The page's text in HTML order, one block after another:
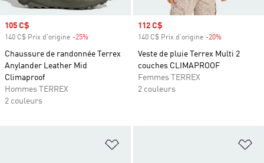
Prix soldé
105 C$
140 C$ Prix d'origine -25%
Chaussure de randonnée Terrex
Anylander Leather Mid
Climaproof
Hommes TERREX
2 couleurs
Prix soldé
112 C$
140 C$ Prix d'origine -20%
Veste de pluie Terrex Multi 2
couches CLIMAPROOF
Femmes TERREX
2 couleurs
Ajouter à la Liste de produits